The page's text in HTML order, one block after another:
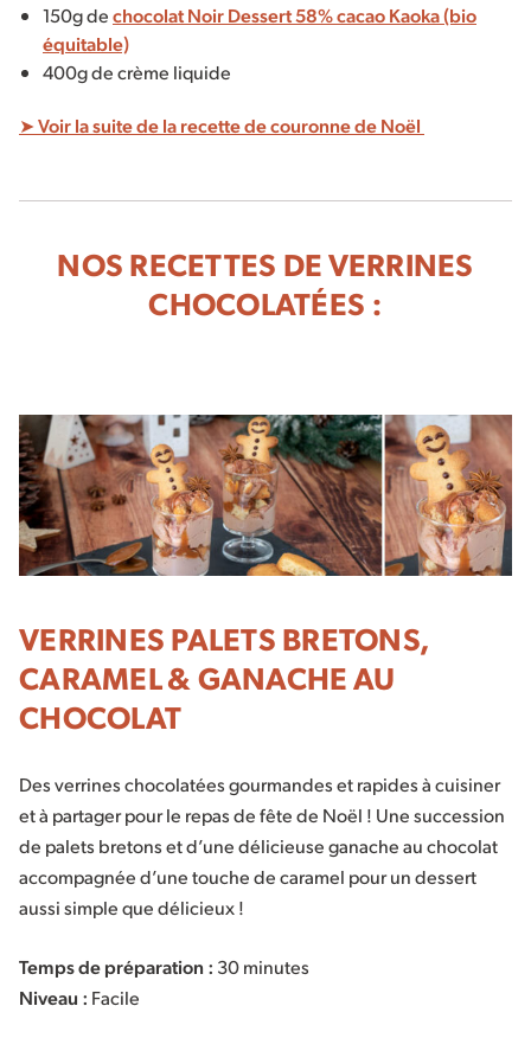
150g dechocolat Noir Dessert 58% cacao Kaoka (bio
équitable)
400g de crème liquide
➤ Voir la suite de la recette de couronne de Noël
NOS RECETTES DE VERRINES
CHOCOLATÉES :
VERRINES PALETS BRETONS,
CARAMEL & GANACHE AU
CHOCOLAT
Des verrines chocolatées gourmandes et rapides à cuisiner
et à partager pour le repas de fête de Noël ! Une succession
de palets bretons et d’une délicieuse ganache au chocolat
accompagnée d’une touche de caramel pour un dessert
aussi simple que délicieux !
Temps de préparation : 30 minutes
Niveau : Facile